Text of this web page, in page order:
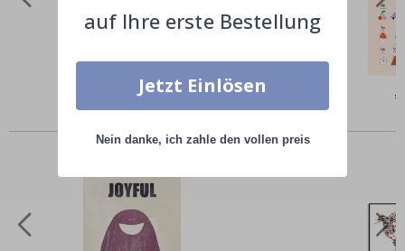
Special
€9,00
Andere kauften auch
auf Ihre erste Bestellung
Jetzt Einlösen
Nein danke, ich zahle den vollen preis